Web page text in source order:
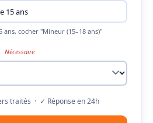
15 ans
cocher "Mineur (15–18 ans)"
Nécessaire
traités · ✓ Réponse en 24h